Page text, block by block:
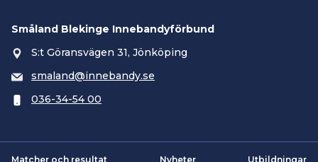
Småland Blekinge Innebandyförbund
S:t Göransvägen 31, Jönköping
smaland@innebandy.se
036-34-54 00
Matcher och resultat Nyheter Utbildningar